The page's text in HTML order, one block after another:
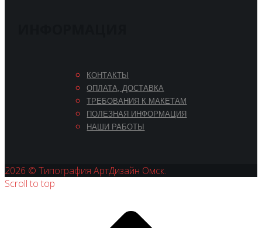
КОНТАКТЫ
ОПЛАТА, ДОСТАВКА
ТРЕБОВАНИЯ К МАКЕТАМ
ПОЛЕЗНАЯ ИНФОРМАЦИЯ
НАШИ РАБОТЫ
2026 © Типография АртДизайн Омск.
Scroll to top